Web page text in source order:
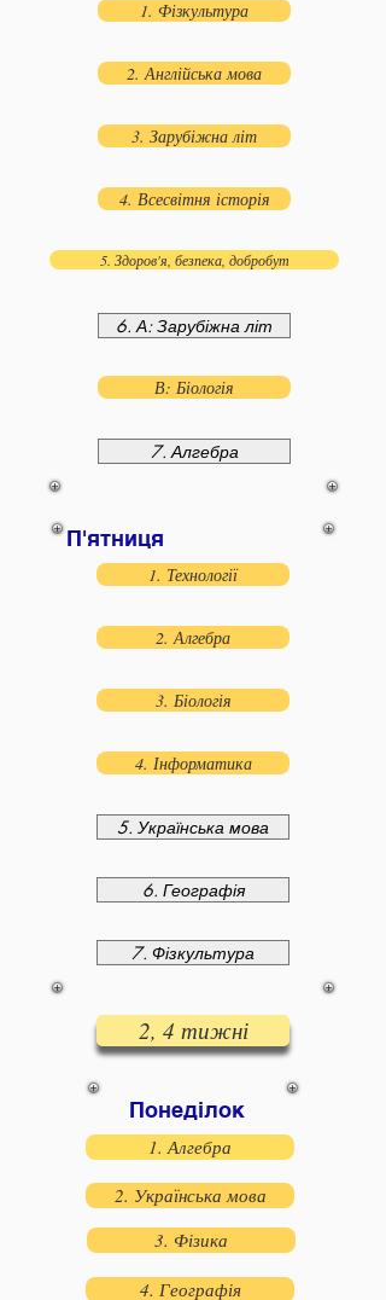
1. Фізкультура
2. Англійська мова
3. Зарубіжна літ
4. Всесвітня історія
5. Здоров'я, безпека, добробут
6. А: Зарубіжна літ
В: Біологія
7. Алгебра
П'ятниця
1. Технології
2. Алгебра
3. Біологія
4. Інформатика
5. Українська мова
6. Географія
7. Фізкультура
2, 4 тижні
Понеділок
1. Алгебра
2. Українська мова
3. Фізика
4. Географія